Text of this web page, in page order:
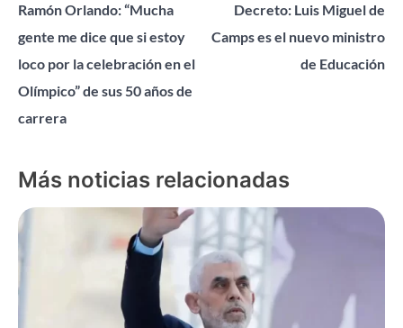
de
entradas
Ramón Orlando: “Mucha
gente me dice que si estoy
loco por la celebración en el
Olímpico” de sus 50 años de
carrera
Decreto: Luis Miguel de
Camps es el nuevo ministro
de Educación
Más noticias relacionadas